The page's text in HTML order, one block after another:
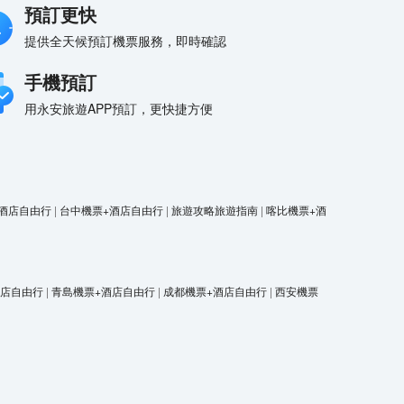
預訂更快
提供全天候預訂機票服務，即時確認
手機預訂
用永安旅遊APP預訂，更快捷方便
店自由行 | 台中機票+酒店自由行 | 旅遊攻略旅遊指南 | 喀比機票+酒
自由行 | 青島機票+酒店自由行 | 成都機票+酒店自由行 | 西安機票